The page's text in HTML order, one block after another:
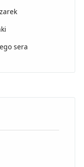
sera